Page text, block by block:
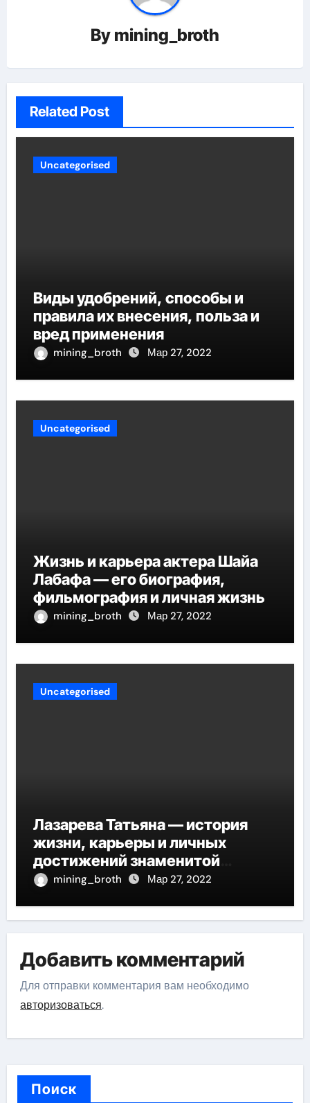
By mining_broth
Related Post
Uncategorised
Виды удобрений, способы и
правила их внесения, польза и
вред применения
mining_broth Мар 27, 2022
Uncategorised
Жизнь и карьера актера Шайа
Лабафа — его биография,
фильмография и личная жизнь
mining_broth Мар 27, 2022
Uncategorised
Лазарева Татьяна — история
жизни, карьеры и личных
достижений знаменитой
актрисы, восходящей на олимп
mining_broth Мар 27, 2022
Добавить комментарий
Для отправки комментария вам необходимо
авторизоваться.
Поиск